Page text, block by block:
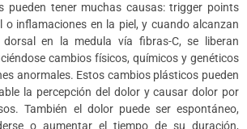
pueden tener muchas causas: trigger points
o inflamaciones en la piel, y cuando alcanzan
en la medula vía fibras-C, se liberan
cambios físicos, químicos y genéticos
anormales. Estos cambios plásticos pueden
la percepción del dolor y causar dolor por
También el dolor puede ser espontáneo,